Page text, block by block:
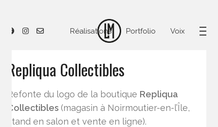
Réalisations Portfolio Voix
Repliqua Collectibles
Refonte du logo de la boutique Repliqua
Collectibles (magasin à Noirmoutier-en-l’Île,
stand en salon et vente en ligne).